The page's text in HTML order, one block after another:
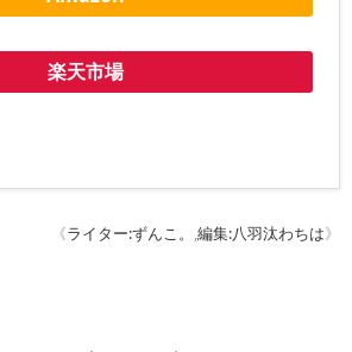
楽天市場
《ライター:ずんこ。 ,編集:八羽汰わちは》